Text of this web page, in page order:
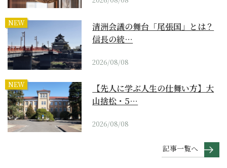
NEW
清洲会議の舞台「尾張国」とは？
信長の統…
2026/08/08
NEW
【先人に学ぶ人生の仕舞い方】大
山捨松・5…
2026/08/08
記事一覧へ